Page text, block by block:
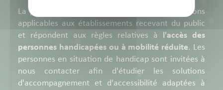
La plupart de nos sites remplissent les conditions
applicables aux établissements recevant du public
et répondent aux règles relatives à l'accès des
personnes handicapées ou à mobilité réduite. Les
personnes en situation de handicap sont invitées à
nous contacter afin d'étudier les solutions
d'accompagnement et d'accessibilité adaptées à